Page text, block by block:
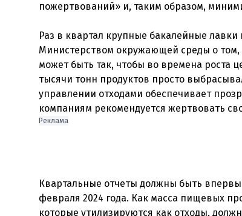
пожертвований» и, таким образом,
Раз в квартал крупные бакалейные
Министерством окружающей среды о том,
может быть так, чтобы во времена роста
тысячи тонн продуктов просто
управлении отходами обеспечивает
Реклама
Квартальные отчеты должны быть
февраля 2024 года. Как масса пищевых
которые утилизируются как отходы,